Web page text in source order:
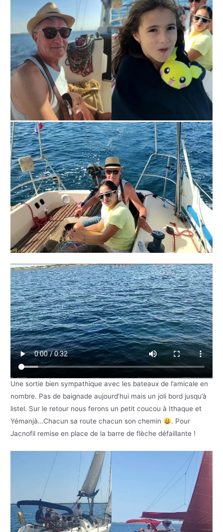
Une sortie bien sympathique avec les bateaux de l’amicale en
nombre. Pas de baignade aujourd’hui mais un joli bord jusqu’à
listel. Sur le retour nous ferons un petit coucou à Ithaque et
Yémanjà…Chacun sa route chacun son chemin
. Pour
Jacnofil remise en place de la barre de flèche défaillante !